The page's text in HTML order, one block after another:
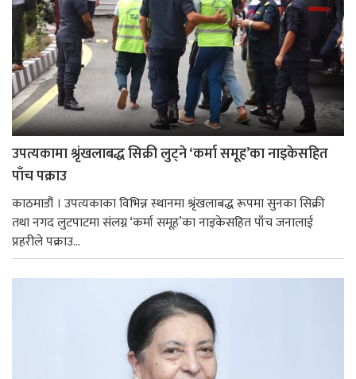
उपत्यकामा श्रृंखलाबद्ध सिक्री लुट्ने ‘कर्मा समूह’का नाइकेसहित
पाँच पक्राउ
काठमाडौं । उपत्यकाका विभिन्न स्थानमा श्रृंखलाबद्ध रूपमा सुनका सिक्री
तथा नगद लुटपाटमा संलग्न ‘कर्मा समूह’का नाइकेसहित पाँच जनालाई
प्रहरीले पक्राउ...